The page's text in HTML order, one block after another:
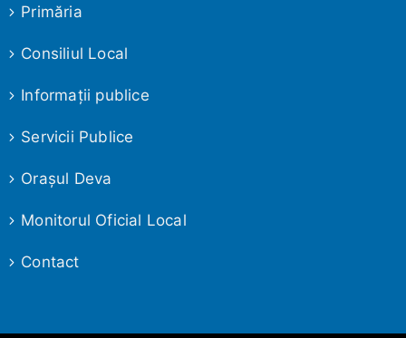
Primăria
Consiliul Local
Informaţii publice
Servicii Publice
Oraşul Deva
Monitorul Oficial Local
Contact